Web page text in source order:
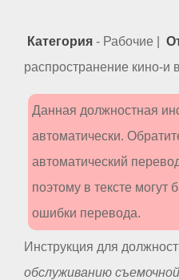
Категория - Рабочие |
распространение кино-и
Данная должностная
автоматически.
автоматический
поэтому в тексте могут
ошибки перевода.
Инструкция для
обслуживанию